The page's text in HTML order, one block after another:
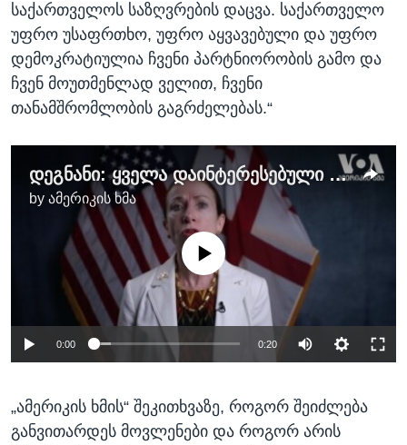
საქართველოს საზღვრების დაცვა. საქართველო
უფრო უსაფრთხო, უფრო აყვავებული და უფრო
დემოკრატიულია ჩვენი პარტნიორობის გამო და
ჩვენ მოუთმენლად ველით, ჩვენი
თანამშრომლობის გაგრძელებას.“
დეგნანი: ყველა დაინტერესებული მახარე უნდა მიუჯდეს მოლაპარაკების მაგიდას უკეთესი მომავლისთვის
by ამერიკის ხმა
No media source currently available
0:00 0:20
„ამერიკის ხმის“ შეკითხვაზე, როგორ შეიძლება
განვითარდეს მოვლენები და როგორ არის